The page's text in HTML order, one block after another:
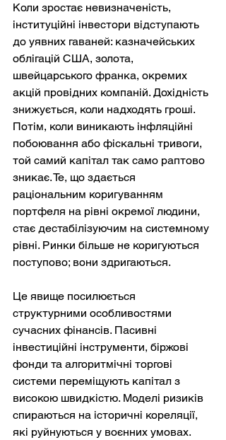
Коли зростає невизначеність,
інституційні інвестори відступають
до уявних гаваней: казначейських
облігацій США, золота,
швейцарського франка, окремих
акцій провідних компаній. Дохідність
знижується, коли надходять гроші.
Потім, коли виникають інфляційні
побоювання або фіскальні тривоги,
той самий капітал так само раптово
зникає. Те, що здається
раціональним коригуванням
портфеля на рівні окремої людини,
стає дестабілізуючим на системному
рівні. Ринки більше не коригуються
поступово; вони здригаються.
Це явище посилюється
структурними особливостями
сучасних фінансів. Пасивні
інвестиційні інструменти, біржові
фонди та алгоритмічні торгові
системи переміщують капітал з
високою швидкістю. Моделі ризиків
спираються на історичні кореляції,
які руйнуються у воєнних умовах.